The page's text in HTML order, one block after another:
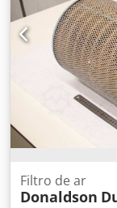
Filtro de ar
Donaldson